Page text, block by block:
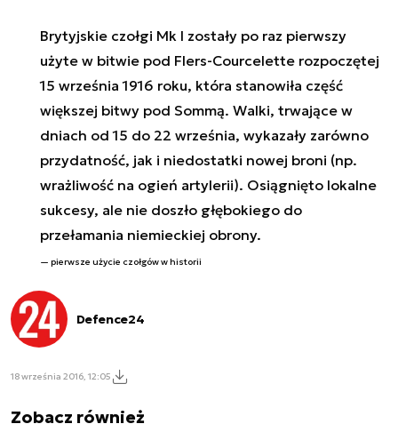
Brytyjskie czołgi Mk I zostały po raz pierwszy
użyte w bitwie pod Flers-Courcelette rozpoczętej
15 września 1916 roku, która stanowiła część
większej bitwy pod Sommą. Walki, trwające w
dniach od 15 do 22 września, wykazały zarówno
przydatność, jak i niedostatki nowej broni (np.
wrażliwość na ogień artylerii). Osiągnięto lokalne
sukcesy, ale nie doszło głębokiego do
przełamania niemieckiej obrony.
pierwsze użycie czołgów w historii
Defence24
18 września 2016, 12:05
Zobacz również